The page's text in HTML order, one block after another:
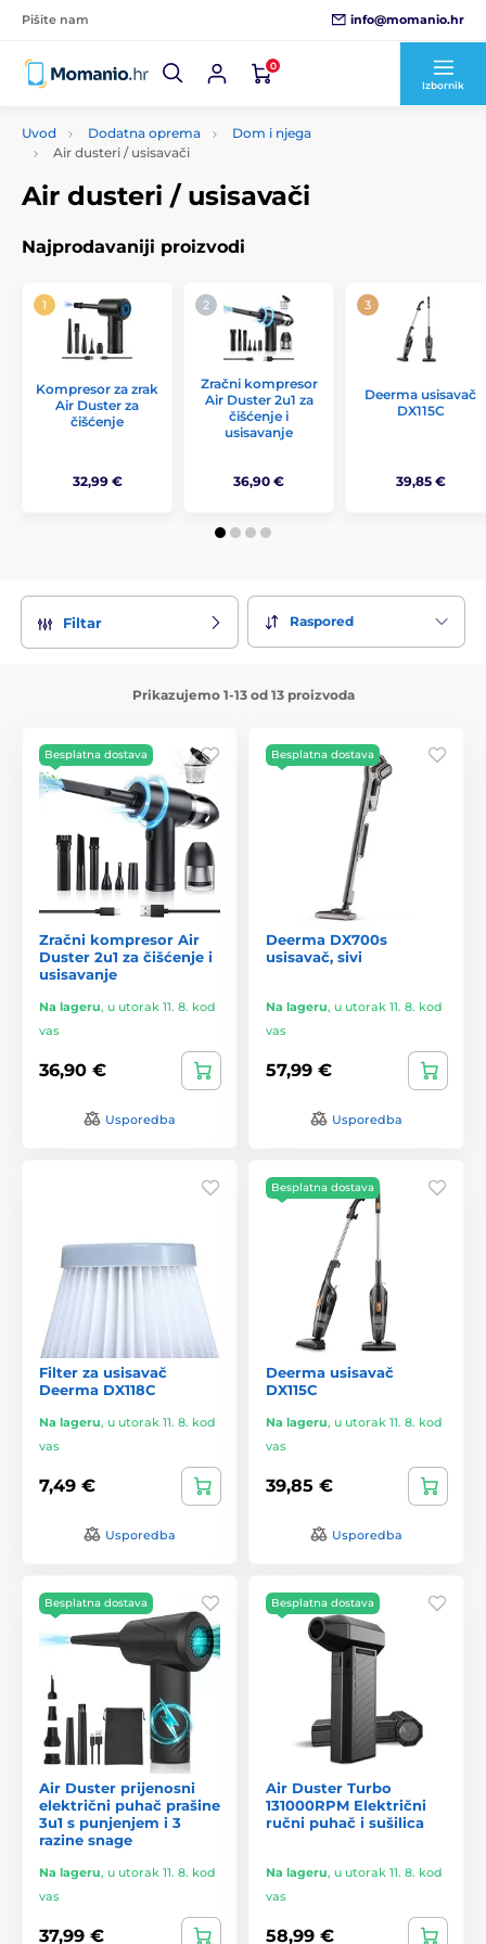
Pišite nam info@momanio.hr
0
Izbornik
Uvod Dodatna oprema
Dom i njega
Air dusteri / usisavači
Air dusteri / usisavači
Najprodavaniji proizvodi
Kompresor za zrak
Air Duster za
čišćenje
32,99 €
Zračni kompresor
Air Duster 2u1 za
čišćenje i
usisavanje
36,90 €
Deerma usisavač
DX115C
39,85 €
Filtar Raspored
Prikazujemo 1-13 od 13 proizvoda
Besplatna dostava
Zračni kompresor Air
Duster 2u1 za čišćenje i
usisavanje
Na lageru, u utorak 11. 8. kod
vas
36,90 €
Usporedba
Besplatna dostava
Deerma DX700s
usisavač, sivi
Na lageru, u utorak 11. 8. kod
vas
57,99 €
Usporedba
Filter za usisavač
Deerma DX118C
Na lageru, u utorak 11. 8. kod
vas
7,49 €
Usporedba
Besplatna dostava
Deerma usisavač
DX115C
Na lageru, u utorak 11. 8. kod
vas
39,85 €
Usporedba
Besplatna dostava
Air Duster prijenosni
električni puhač prašine
3u1 s punjenjem i 3
razine snage
Na lageru, u utorak 11. 8. kod
vas
37,99 €
Besplatna dostava
Air Duster Turbo
131000RPM Električni
ručni puhač i sušilica
Na lageru, u utorak 11. 8. kod
vas
58,99 €